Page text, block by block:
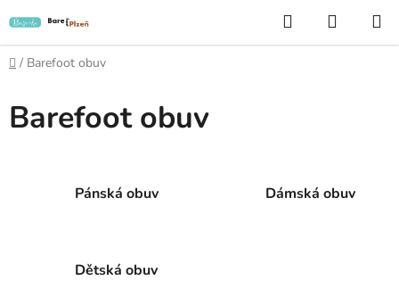
na
obsah
Hledat
KOŠÍK
Domů
/ Barefoot obuv
Barefoot obuv
Pánská obuv Dámská obuv
Dětská obuv